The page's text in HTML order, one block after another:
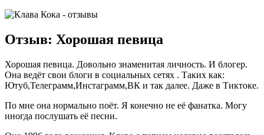
Отзыв: Хорошая певица
Хорошая певица. Довольно знаменитая личность. И блогер.
Она ведёт свои блоги в социальных сетях . Таких как:
Ютуб,Телеграмм,Инстаграмм,ВК и так далее. Даже в Тиктоке.
По мне она нормально поёт. Я конечно не её фанатка. Могу
иногда послушать её песни.